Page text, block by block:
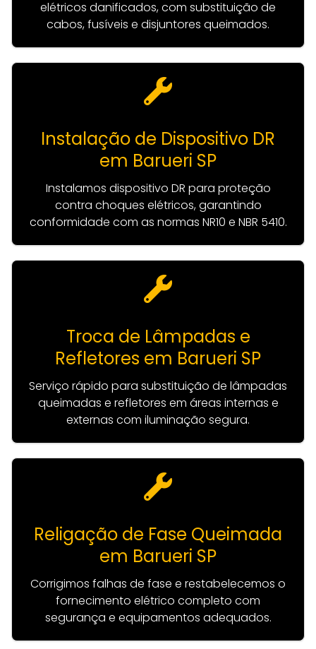
elétricos danificados, com substituição de
cabos, fusíveis e disjuntores queimados.
Instalação de Dispositivo DR
em Barueri SP
Instalamos dispositivo DR para proteção
contra choques elétricos, garantindo
conformidade com as normas NR10 e NBR 5410.
Troca de Lâmpadas e
Refletores em Barueri SP
Serviço rápido para substituição de lâmpadas
queimadas e refletores em áreas internas e
externas com iluminação segura.
Religação de Fase Queimada
em Barueri SP
Corrigimos falhas de fase e restabelecemos o
fornecimento elétrico completo com
segurança e equipamentos adequados.